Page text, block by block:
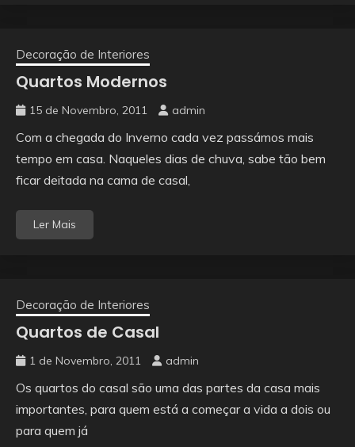
Decoração de Interiores
Quartos Modernos
15 de Novembro, 2011 admin
Com a chegada do Inverno cada vez passámos mais
tempo em casa. Naqueles dias de chuva, sabe tão bem
ficar deitada na cama de casal,
Ler Mais
Decoração de Interiores
Quartos de Casal
1 de Novembro, 2011 admin
Os quartos do casal são uma das partes da casa mais
importantes, para quem está a começar a vida a dois ou
para quem já